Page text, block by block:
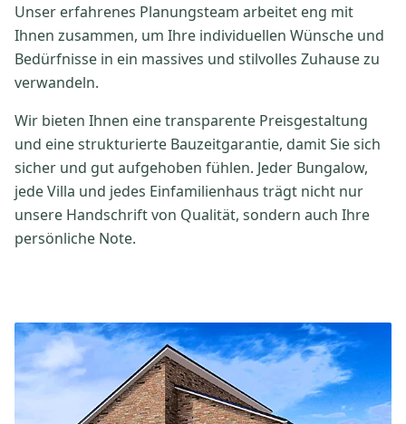
Unser erfahrenes Planungsteam arbeitet eng mit
Ihnen zusammen, um Ihre individuellen Wünsche und
Bedürfnisse in ein massives und stilvolles Zuhause zu
verwandeln.
Wir bieten Ihnen eine transparente Preisgestaltung
und eine strukturierte Bauzeitgarantie, damit Sie sich
sicher und gut aufgehoben fühlen. Jeder Bungalow,
jede Villa und jedes Einfamilienhaus trägt nicht nur
unsere Handschrift von Qualität, sondern auch Ihre
persönliche Note.